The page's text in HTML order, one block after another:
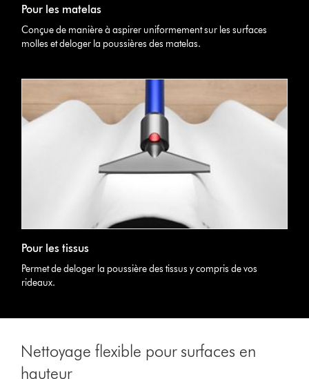
Pour les matelas
Conçue de manière à aspirer uniformement sur les surfaces
molles et deloger la poussières des matelas.
Pour les tissus
Permet de deloger la poussière des tissus y compris de vos
rideaux.
Nettoyage flexible pour surfaces en
hauteur